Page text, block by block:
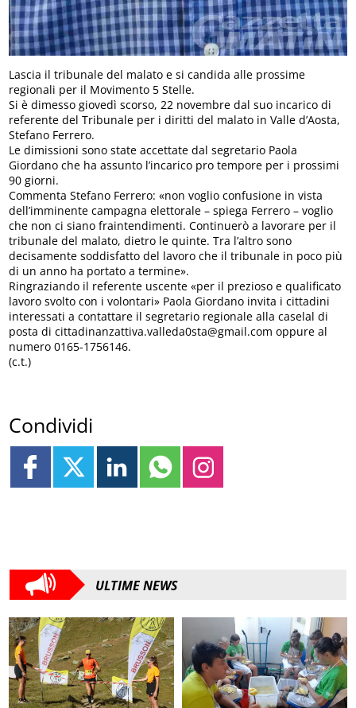
Lascia il tribunale del malato e si candida alle prossime
regionali per il Movimento 5 Stelle.
Si è dimesso giovedì scorso, 22 novembre dal suo incarico di
referente del Tribunale per i diritti del malato in Valle d’Aosta,
Stefano Ferrero.
Le dimissioni sono state accettate dal segretario Paola
Giordano che ha assunto l’incarico pro tempore per i prossimi
90 giorni.
Commenta Stefano Ferrero: «non voglio confusione in vista
dell’imminente campagna elettorale – spiega Ferrero – voglio
che non ci siano fraintendimenti. Continuerò a lavorare per il
tribunale del malato, dietro le quinte. Tra l’altro sono
decisamente soddisfatto del lavoro che il tribunale in poco più
di un anno ha portato a termine».
Ringraziando il referente uscente «per il prezioso e qualificato
lavoro svolto con i volontari» Paola Giordano invita i cittadini
interessati a contattare il segretario regionale alla caselal di
posta di cittadinanzattiva.valleda0sta@gmail.com oppure al
numero 0165-1756146.
(c.t.)
Condividi
ULTIME NEWS